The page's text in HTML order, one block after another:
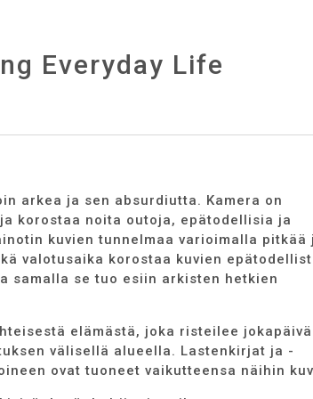
Everyday Life
arkea ja sen absurdiutta. Kamera on
korostaa noita outoja, epätodellisia ja
kuvien tunnelmaa varioimalla pitkää
valotusaika korostaa kuvien
samalla se tuo esiin arkisten hetkien
elämästä, joka risteilee
välisellä alueella. Lastenkirjat ja -
ovat tuoneet vaikutteensa näihin